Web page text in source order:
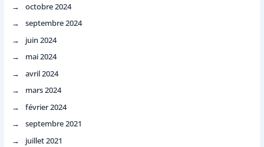
octobre 2024
septembre 2024
juin 2024
mai 2024
avril 2024
mars 2024
février 2024
septembre 2021
juillet 2021